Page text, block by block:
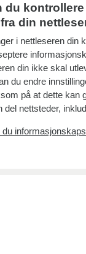
du
din
i nettleseren din
din ikke skal
du endre
på at dette kan
del nettsteder,